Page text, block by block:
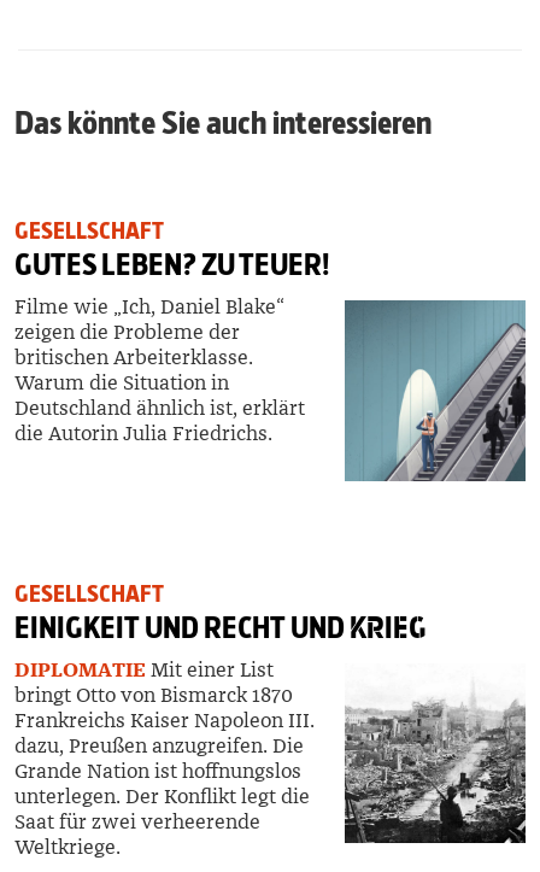
Das könnte Sie auch interessieren
GESELLSCHAFT
GUTES LEBEN? ZU TEUER!
Filme wie „Ich, Daniel Blake“
zeigen die Probleme der
britischen Arbeiterklasse.
Warum die Situation in
Deutschland ähnlich ist, erklärt
die Autorin Julia Friedrichs.
GESELLSCHAFT
EINIGKEIT UND RECHT UNDKRIEG
DIPLOMATIE Mit einer List
bringt Otto von Bismarck 1870
Frankreichs Kaiser Napoleon III.
dazu, Preußen anzugreifen. Die
Grande Nation ist hoffnungslos
unterlegen. Der Konflikt legt die
Saat für zwei verheerende
Weltkriege.